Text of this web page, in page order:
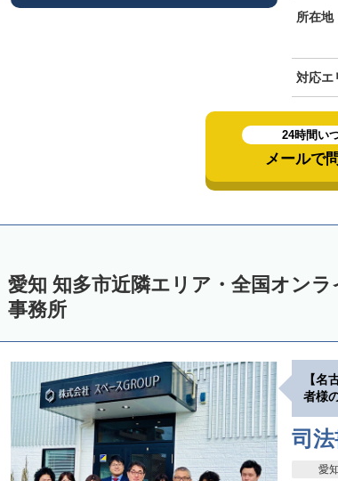
所在地
対応エ
24時間い
メールで
愛知 知多市近隣エリア・全国オン
事務所
【名
者様
司
愛